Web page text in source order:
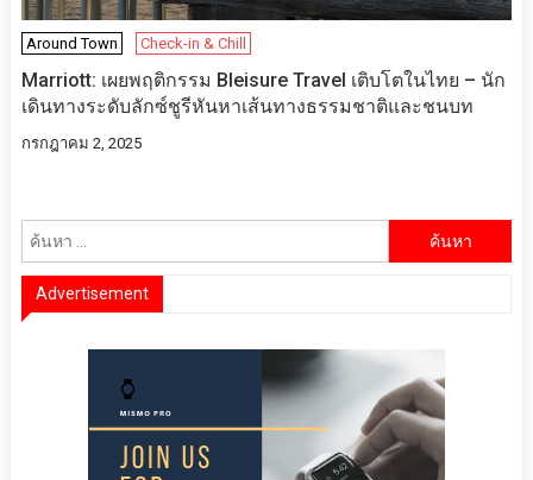
Around Town Check-in & Chill
Marriott: เผยพฤติกรรม Bleisure Travel เติบโตในไทย – นัก
เดินทางระดับลักซ์ชูรีหันหาเส้นทางธรรมชาติและชนบท
กรกฎาคม 2, 2025
สำหรับ:
Advertisement